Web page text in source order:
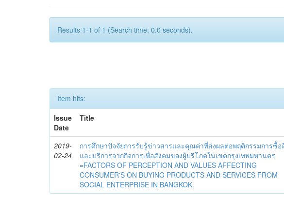
Results 1-1 of 1 (Search time: 0.0 seconds).
Item hits:
Issue
Date
Title
2019-
02-24
การศึกษาปัจจัยการรับรู้ข่าวสารและคุณค่าที่ส่งผลต่อพฤติกรรมการซื้อ
และบริการจากกิจการเพื่อสังคมของผู้บริโภคในเขตกรุงเทพมหานคร
=FACTORS OF PERCEPTION AND VALUES AFFECTING
CONSUMER'S ON BUYING PRODUCTS AND SERVICES FROM
SOCIAL ENTERPRISE IN BANGKOK.